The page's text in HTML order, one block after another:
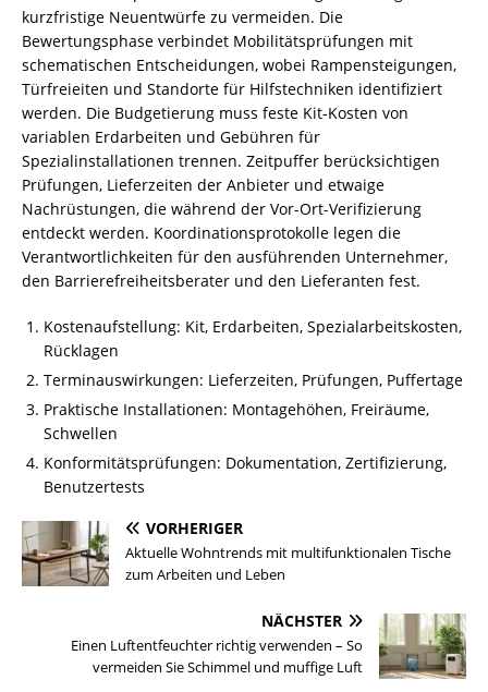
kurzfristige Neuentwürfe zu vermeiden. Die
Bewertungsphase verbindet Mobilitätsprüfungen mit
schematischen Entscheidungen, wobei Rampensteigungen,
Türfreieiten und Standorte für Hilfstechniken identifiziert
werden. Die Budgetierung muss feste Kit-Kosten von
variablen Erdarbeiten und Gebühren für
Spezialinstallationen trennen. Zeitpuffer berücksichtigen
Prüfungen, Lieferzeiten der Anbieter und etwaige
Nachrüstungen, die während der Vor-Ort-Verifizierung
entdeckt werden. Koordinationsprotokolle legen die
Verantwortlichkeiten für den ausführenden Unternehmer,
den Barrierefreiheitsberater und den Lieferanten fest.
Kostenaufstellung: Kit, Erdarbeiten, Spezialarbeitskosten,
Rücklagen
Termin­auswirkungen: Lieferzeiten, Prüfungen, Puffer­ta­ge
Praktische Installationen: Montagehöhen, Freiräume,
Schwellen
Konformitätsprüfungen: Dokumentation, Zertifizierung,
Benutzertests
VORHERIGER
Aktuelle Wohntrends mit multifunktionalen Tische
zum Arbeiten und Leben
NÄCHSTER
Einen Luftentfeuchter richtig verwenden – So
vermeiden Sie Schimmel und muffige Luft